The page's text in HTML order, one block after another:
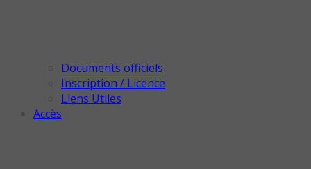
Documents officiels
Inscription / Licence
Liens Utiles
Accès